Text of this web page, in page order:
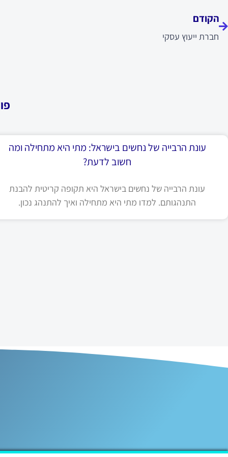
הקודם
חברת ייעוץ עסקי
עונת הרבייה של נחשים בישראל: מתי היא מתחילה ומה
חשוב לדעת?
עונת הרבייה של נחשים בישראל היא תקופה קריטית להבנת
התנהגותם. למדו מתי היא מתחילה ואיך להתנהג נכון.